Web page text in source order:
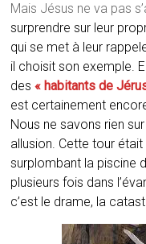
Mais Jésus ne va pas
surprendre sur leur
qui se met à leur
il choisit son exemple.
des « habitants de
est certainement
Nous ne savons rien
allusion. Cette tour
surplombant la piscine
plusieurs fois dans
c’est le drame, la